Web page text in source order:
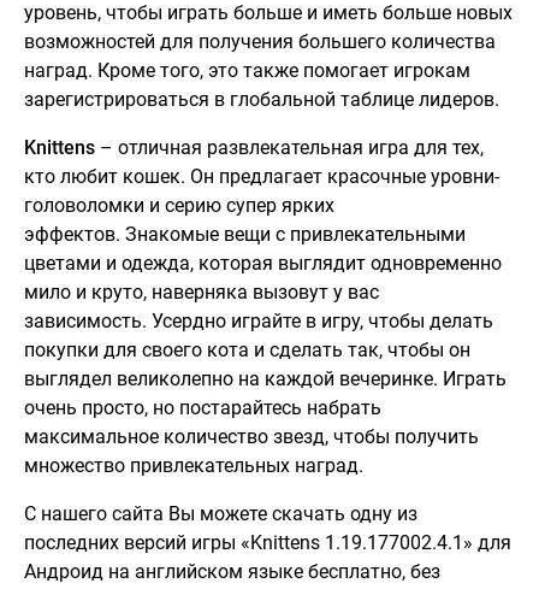
уровень, чтобы играть больше и иметь больше новых
возможностей для получения большего количества
наград. Кроме того, это также помогает игрокам
зарегистрироваться в глобальной таблице лидеров.
Knittens – отличная развлекательная игра для тех,
кто любит кошек. Он предлагает красочные уровни-
головоломки и серию супер ярких
эффектов. Знакомые вещи с привлекательными
цветами и одежда, которая выглядит одновременно
мило и круто, наверняка вызовут у вас
зависимость. Усердно играйте в игру, чтобы делать
покупки для своего кота и сделать так, чтобы он
выглядел великолепно на каждой вечеринке. Играть
очень просто, но постарайтесь набрать
максимальное количество звезд, чтобы получить
множество привлекательных наград.
С нашего сайта Вы можете скачать одну из
последних версий игры «Knittens 1.19.177002.4.1» для
Андроид на английском языке бесплатно, без